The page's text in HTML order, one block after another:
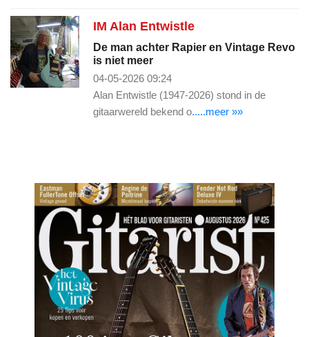
IM Alan Entwistle
De man achter Rapier en Vintage Revo
is niet meer
04-05-2026 09:24
Alan Entwistle (1947-2026) stond in de
gitaarwereld bekend o.....meer »»